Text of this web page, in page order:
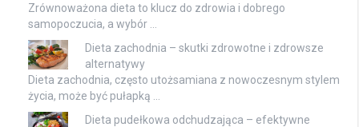
Zrównoważona dieta to klucz do zdrowia i dobrego
samopoczucia, a wybór …
Dieta zachodnia – skutki zdrowotne i zdrowsze
alternatywy
Dieta zachodnia, często utożsamiana z nowoczesnym stylem
życia, może być pułapką …
Dieta pudełkowa odchudzająca – efektywne